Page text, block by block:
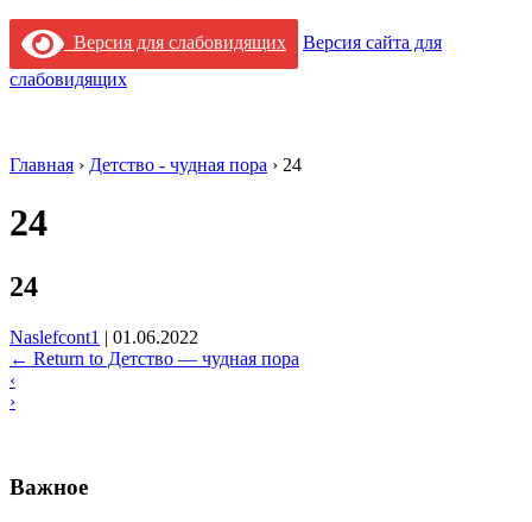
Версия для слабовидящих
Версия сайта для
слабовидящих
Главная › Детство - чудная пора › 24
24
24
Naslefcont1 | 01.06.2022
← Return to Детство — чудная пора
‹
›
Важное